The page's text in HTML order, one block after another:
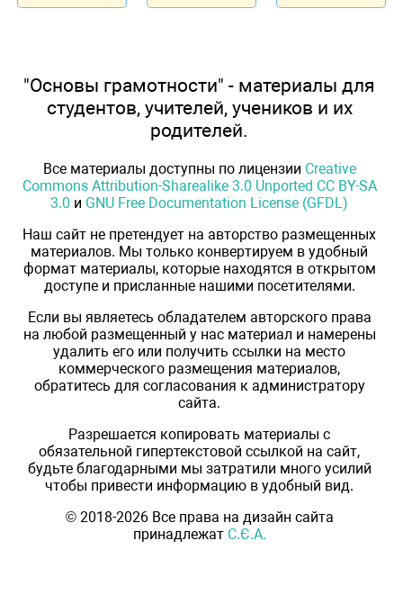
"Основы грамотности" - материалы для
студентов, учителей, учеников и их
родителей.
Все материалы доступны по лицензии Creative
Commons Attribution-Sharealike 3.0 Unported CC BY-SA
3.0 и GNU Free Documentation License (GFDL)
Наш сайт не претендует на авторство размещенных
материалов. Мы только конвертируем в удобный
формат материалы, которые находятся в открытом
доступе и присланные нашими посетителями.
Если вы являетесь обладателем авторского права
на любой размещенный у нас материал и намерены
удалить его или получить ссылки на место
коммерческого размещения материалов,
обратитесь для согласования к администратору
сайта.
Разрешается копировать материалы с
обязательной гипертекстовой ссылкой на сайт,
будьте благодарными мы затратили много усилий
чтобы привести информацию в удобный вид.
© 2018-2026 Все права на дизайн сайта
принадлежат С.Є.А.